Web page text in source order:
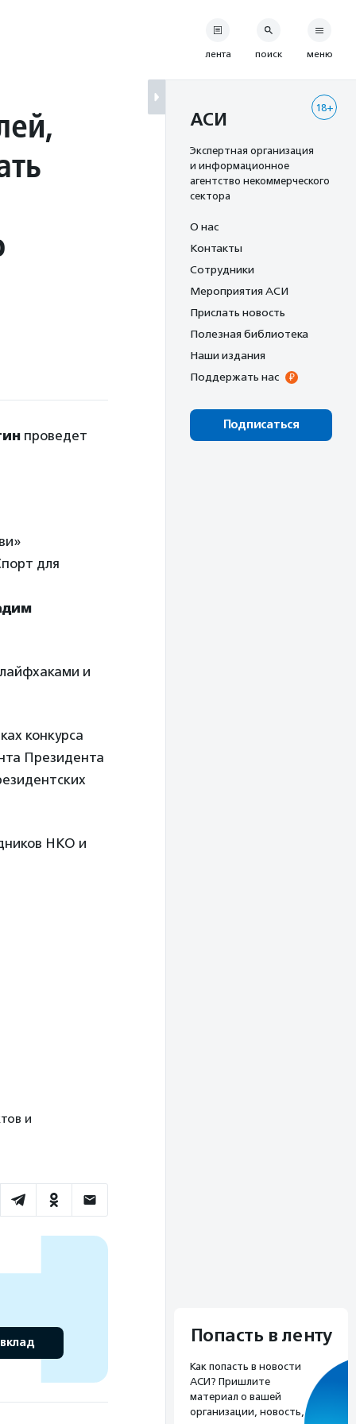
проведет
для
и
конкурса
Президента
НКО и
и
лента поиск меню
18+
АСИ
Экспертная организация
и информационное
агентство некоммерческого
сектора
О нас
Контакты
Сотрудники
Мероприятия АСИ
Прислать новость
Полезная библиотека
Наши издания
Поддержать нас
Подписаться
Попасть в ленту
Как попасть в новости
АСИ? Пришлите
материал о вашей
организации, новость,